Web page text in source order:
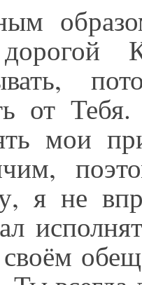
от
мои
я не
своём